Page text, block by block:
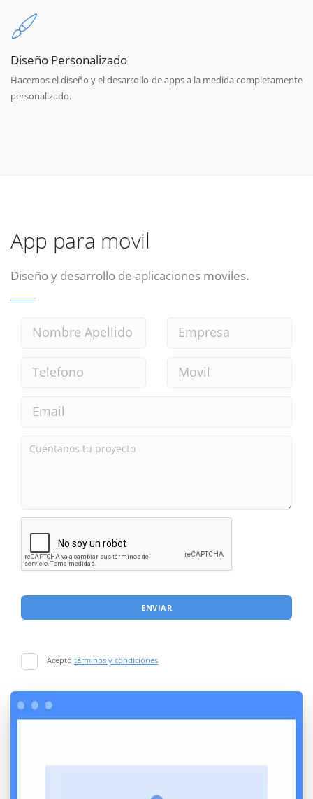
Diseño Personalizado
Hacemos el diseño y el desarrollo de apps a la medida completamente
personalizado.
App para movil
Diseño y desarrollo de aplicaciones moviles.
ENVIAR
Acepto términos y condiciones